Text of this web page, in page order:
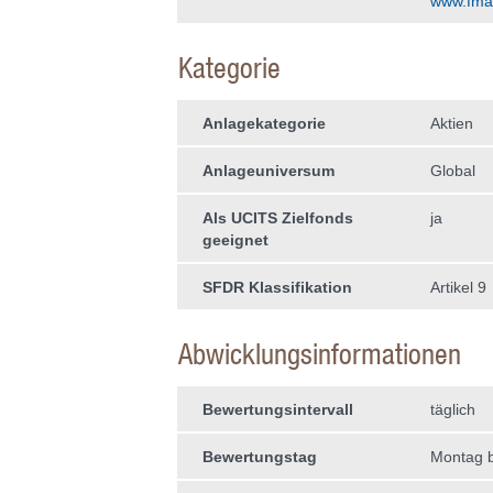
Kategorie
Anlagekategorie Aktien
Anlageuniversum Global
Als UCITS Zielfonds
geeignet
ja
SFDR Klassifikation Artikel 9
Abwicklungsinformationen
Bewertungsintervall täglich
Bewertungstag Montag